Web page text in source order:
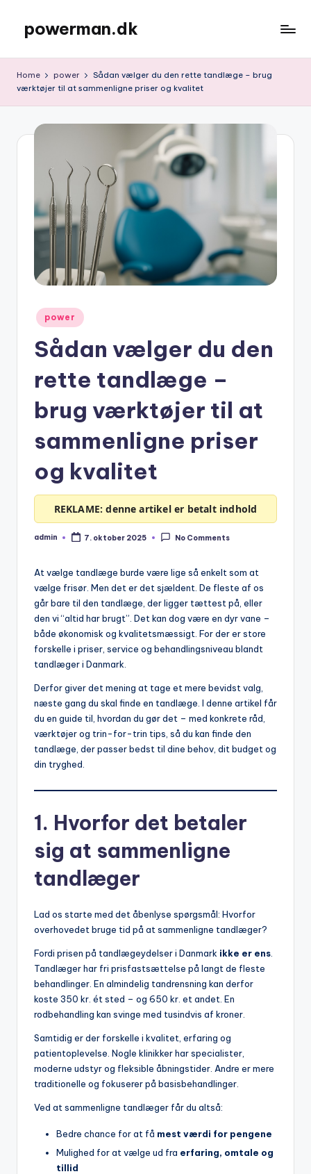
content
powerman.dk
Home power
Sådan vælger du den rette tandlæge – brug
værktøjer til at sammenligne priser og kvalitet
Posted
in
power
Sådan vælger du den
rette tandlæge –
brug værktøjer til at
sammenligne priser
og kvalitet
REKLAME: denne artikel er betalt indhold
Posted
admin 7. oktober 2025 No Comments
At vælge tandlæge burde være lige så enkelt som at
vælge frisør. Men det er det sjældent. De fleste af os
går bare til den tandlæge, der ligger tættest på, eller
den vi “altid har brugt”. Det kan dog være en dyr vane –
både økonomisk og kvalitetsmæssigt. For der er store
forskelle i priser, service og behandlingsniveau blandt
tandlæger i Danmark.
Derfor giver det mening at tage et mere bevidst valg,
næste gang du skal finde en tandlæge. I denne artikel får
du en guide til, hvordan du gør det – med konkrete råd,
værktøjer og trin-for-trin tips, så du kan finde den
tandlæge, der passer bedst til dine behov, dit budget og
din tryghed.
1. Hvorfor det betaler
sig at sammenligne
tandlæger
Lad os starte med det åbenlyse spørgsmål: Hvorfor
overhovedet bruge tid på at sammenligne tandlæger?
Fordi prisen på tandlægeydelser i Danmark ikke er ens
Tandlæger har fri prisfastsættelse på langt de fleste
behandlinger. En almindelig tandrensning kan derfor
koste 350 kr. ét sted – og 650 kr. et andet. En
rodbehandling kan svinge med tusindvis af kroner.
Samtidig er der forskelle i kvalitet, erfaring og
patientoplevelse. Nogle klinikker har specialister,
moderne udstyr og fleksible åbningstider. Andre er mere
traditionelle og fokuserer på basisbehandlinger.
Ved at sammenligne tandlæger får du altså:
Bedre chance for at få mest værdi for pengene
Mulighed for at vælge ud fra erfaring, omtale og
tillid